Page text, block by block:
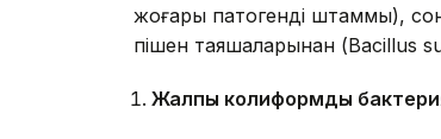
жоғары патогенді штаммы),
пішен таяқшаларынан (Bacillus
Жалпы колиформды бактери